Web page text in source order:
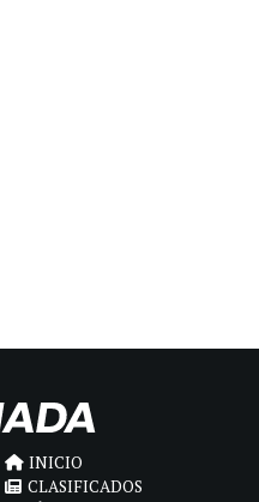
INICIO
CLASIFICADOS